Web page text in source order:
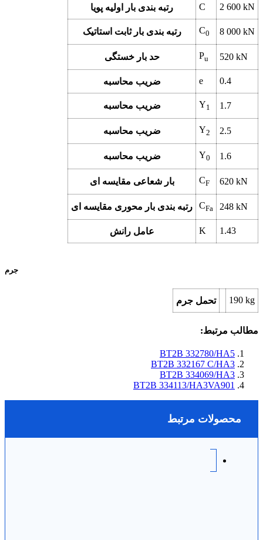
رتبه بندی بار اولیه پویا C 2 600 kN
رتبه بندی بار ثابت استاتیک C0 8 000 kN
حد بار خستگی Pu 520 kN
ضریب محاسبه e 0.4
ضریب محاسبه Y1 1.7
ضریب محاسبه Y2 2.5
ضریب محاسبه Y0 1.6
بار شعاعی مقایسه ای CF 620 kN
رتبه بندی بار محوری مقایسه ای CFa 248 kN
عامل رانش K 1.43
جرم
تحمل جرم 190 kg
مطالب مرتبط:
BT2B 332780/HA5
BT2B 332167 C/HA3
BT2B 334069/HA3
BT2B 334113/HA3VA901
محصولات مرتبط